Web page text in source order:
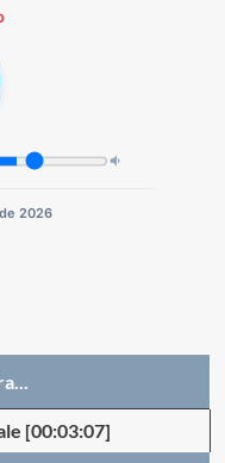
2026
[00:03:07]